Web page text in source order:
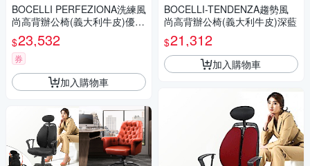
BOCELLI PERFEZIONA洗練風
尚高背辦公椅(義大利牛皮)優雅
米 W73*D69*H115~123 cm
$23,532
券
加入購物車
BOCELLI-TENDENZA趨勢風
尚高背辦公椅(義大利牛皮)深藍
$21,312
加入購物車